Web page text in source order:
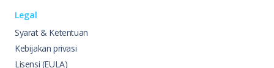
Legal
Syarat & Ketentuan
Kebijakan privasi
Lisensi (EULA)